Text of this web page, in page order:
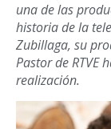
una de las
historia de la
Zubillaga, su
Pastor de RTVE
realización.